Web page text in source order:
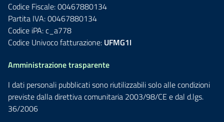
Codice Fiscale: 00467880134
Partita IVA: 00467880134
Codice iPA: c_a778
Codice Univoco fatturazione: UFMG1I
Amministrazione trasparente
I dati personali pubblicati sono riutilizzabili solo alle condizioni
previste dalla direttiva comunitaria 2003/98/CE e dal d.lgs.
36/2006